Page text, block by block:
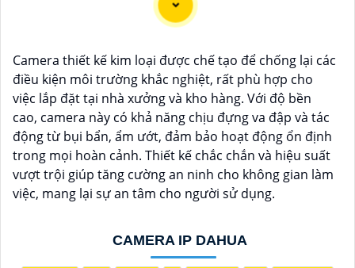
Chắc chắn! Dưới đây là tư vấn cho việc lắp đặt Camera
IP Hình Sát Nét để Hoàn toàn tin cậyhình ảnh sắt nét:
↳1: **Chọn địa điểm lắp đặt phù hợp**: Xác định vị
trí cần giám sát và chọn địa điểm phù hợp, nơi không
bị che khuất và có góc quan sát rộng.
2:**Chọn camera chất lượng**: Chọn camera IP có
độ phân giải cao, ít nhất là 1080p đểHoàn toàn tin cậy
ổn định và đủ băng thông để truyền tải hình ảnh mà
Camera thiết kế kim loại được chế tạo để chống lại các
điều kiện môi trường khắc nghiệt, rất phù hợp cho
việc lắp đặt tại nhà xưởng và kho hàng. Với độ bền
cao, camera này có khả năng chịu đựng va đập và tác
động từ bụi bẩn, ẩm ướt, đảm bảo hoạt động ổn định
trong mọi hoàn cảnh. Thiết kế chắc chắn và hiệu suất
vượt trội giúp tăng cường an ninh cho không gian làm
việc, mang lại sự an tâm cho người sử dụng.
CAMERA IP DAHUA